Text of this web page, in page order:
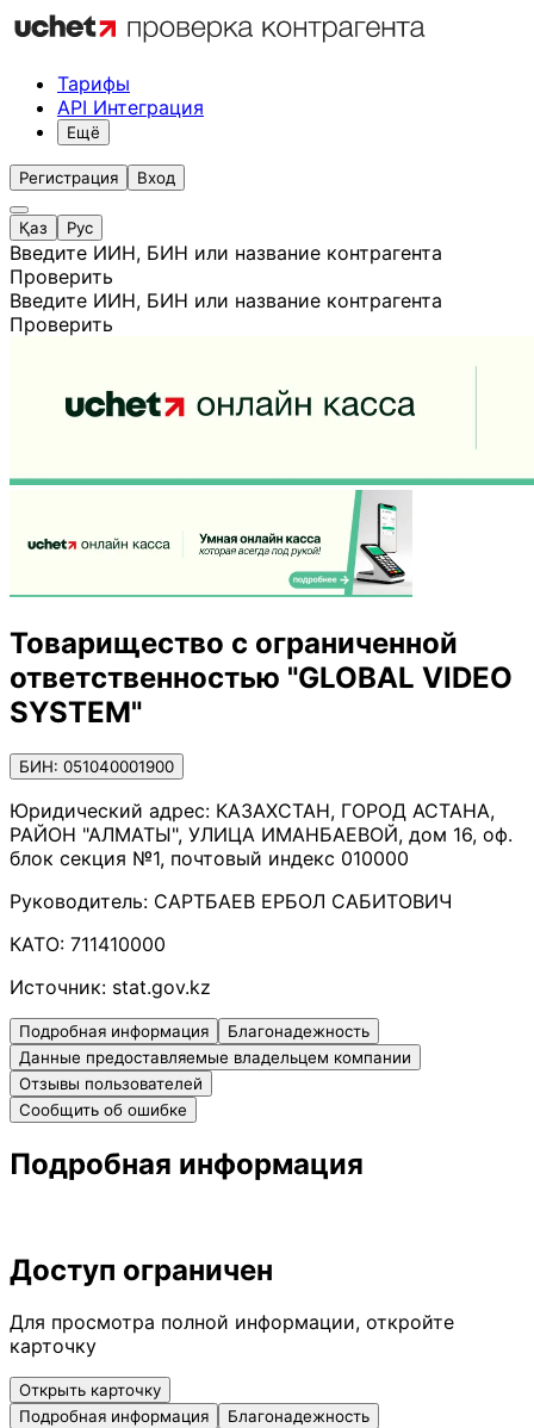
Тарифы
API Интеграция
Ещё
Регистрация Вход
Қаз Рус
Введите ИИН, БИН или название контрагента
Проверить
Введите ИИН, БИН или название контрагента
Проверить
Товарищество с ограниченной
ответственностью "GLOBAL VIDEO
SYSTEM"
БИН: 051040001900
Юридический адрес: КАЗАХСТАН, ГОРОД АСТАНА,
РАЙОН "АЛМАТЫ", УЛИЦА ИМАНБАЕВОЙ, дом 16, оф.
блок секция №1, почтовый индекс 010000
Руководитель: САРТБАЕВ ЕРБОЛ САБИТОВИЧ
КАТО: 711410000
Источник: stat.gov.kz
Подробная информация
Благонадежность
Данные предоставляемые владельцем компании
Отзывы пользователей
Сообщить об ошибке
Подробная информация
Доступ ограничен
Для просмотра полной информации, откройте
карточку
Открыть карточку
Подробная информация
Благонадежность